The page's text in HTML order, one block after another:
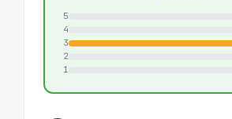
5
4
3
2
1